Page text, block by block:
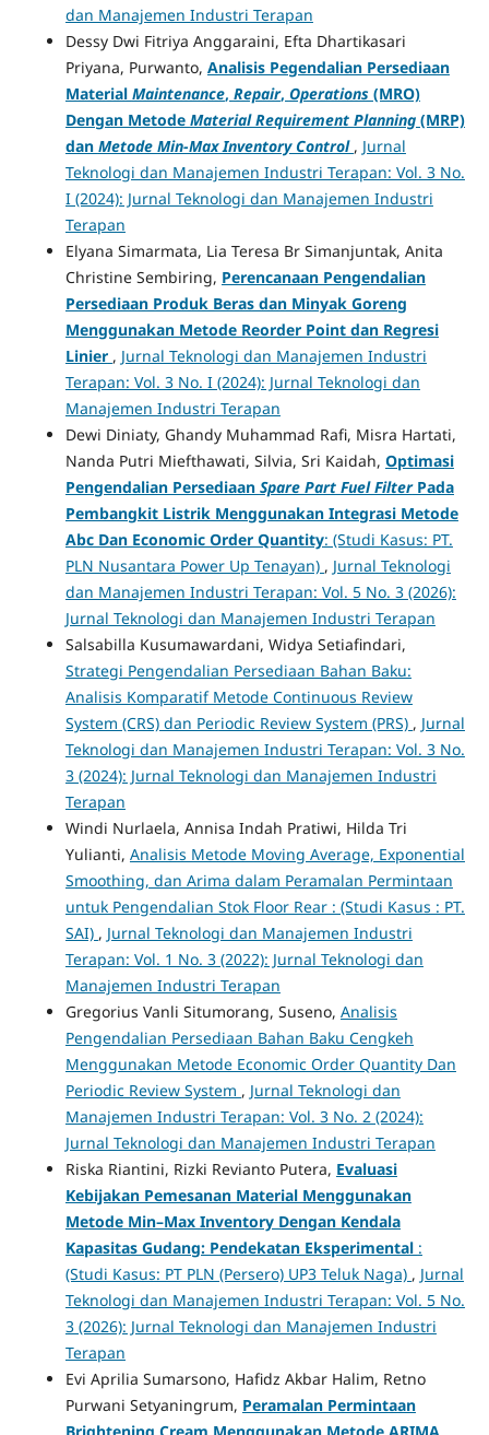
dan Manajemen Industri Terapan
Dessy Dwi Fitriya Anggaraini, Efta Dhartikasari
Priyana, Purwanto, Analisis Pegendalian Persediaan
Material Maintenance, Repair, Operations (MRO)
Dengan Metode Material Requirement Planning(MRP)
dan Metode Min-Max Inventory Control , Jurnal
Teknologi dan Manajemen Industri Terapan: Vol. 3 No.
I (2024): Jurnal Teknologi dan Manajemen Industri
Terapan
Elyana Simarmata, Lia Teresa Br Simanjuntak, Anita
Christine Sembiring, Perencanaan Pengendalian
Persediaan Produk Beras dan Minyak Goreng
Menggunakan Metode Reorder Point dan Regresi
Linier , Jurnal Teknologi dan Manajemen Industri
Terapan: Vol. 3 No. I (2024): Jurnal Teknologi dan
Manajemen Industri Terapan
Dewi Diniaty, Ghandy Muhammad Rafi, Misra Hartati,
Nanda Putri Miefthawati, Silvia, Sri Kaidah, Optimasi
Pengendalian Persediaan Spare Part Fuel FilterPada
Pembangkit Listrik Menggunakan Integrasi Metode
Abc Dan Economic Order Quantity: (Studi Kasus: PT.
PLN Nusantara Power Up Tenayan) , Jurnal Teknologi
dan Manajemen Industri Terapan: Vol. 5 No. 3 (2026):
Jurnal Teknologi dan Manajemen Industri Terapan
Salsabilla Kusumawardani, Widya Setiafindari,
Strategi Pengendalian Persediaan Bahan Baku:
Analisis Komparatif Metode Continuous Review
System (CRS) dan Periodic Review System (PRS) , Jurnal
Teknologi dan Manajemen Industri Terapan: Vol. 3 No.
3 (2024): Jurnal Teknologi dan Manajemen Industri
Terapan
Windi Nurlaela, Annisa Indah Pratiwi, Hilda Tri
Yulianti, Analisis Metode Moving Average, Exponential
Smoothing, dan Arima dalam Peramalan Permintaan
untuk Pengendalian Stok Floor Rear : (Studi Kasus : PT.
SAI) , Jurnal Teknologi dan Manajemen Industri
Terapan: Vol. 1 No. 3 (2022): Jurnal Teknologi dan
Manajemen Industri Terapan
Gregorius Vanli Situmorang, Suseno, Analisis
Pengendalian Persediaan Bahan Baku Cengkeh
Menggunakan Metode Economic Order Quantity Dan
Periodic Review System , Jurnal Teknologi dan
Manajemen Industri Terapan: Vol. 3 No. 2 (2024):
Jurnal Teknologi dan Manajemen Industri Terapan
Riska Riantini, Rizki Revianto Putera, Evaluasi
Kebijakan Pemesanan Material Menggunakan
Metode Min–Max Inventory Dengan Kendala
Kapasitas Gudang: Pendekatan Eksperimental :
(Studi Kasus: PT PLN (Persero) UP3 Teluk Naga) , Jurnal
Teknologi dan Manajemen Industri Terapan: Vol. 5 No.
3 (2026): Jurnal Teknologi dan Manajemen Industri
Terapan
Evi Aprilia Sumarsono, Hafidz Akbar Halim, Retno
Purwani Setyaningrum, Peramalan Permintaan
Brightening Cream Menggunakan Metode ARIMA